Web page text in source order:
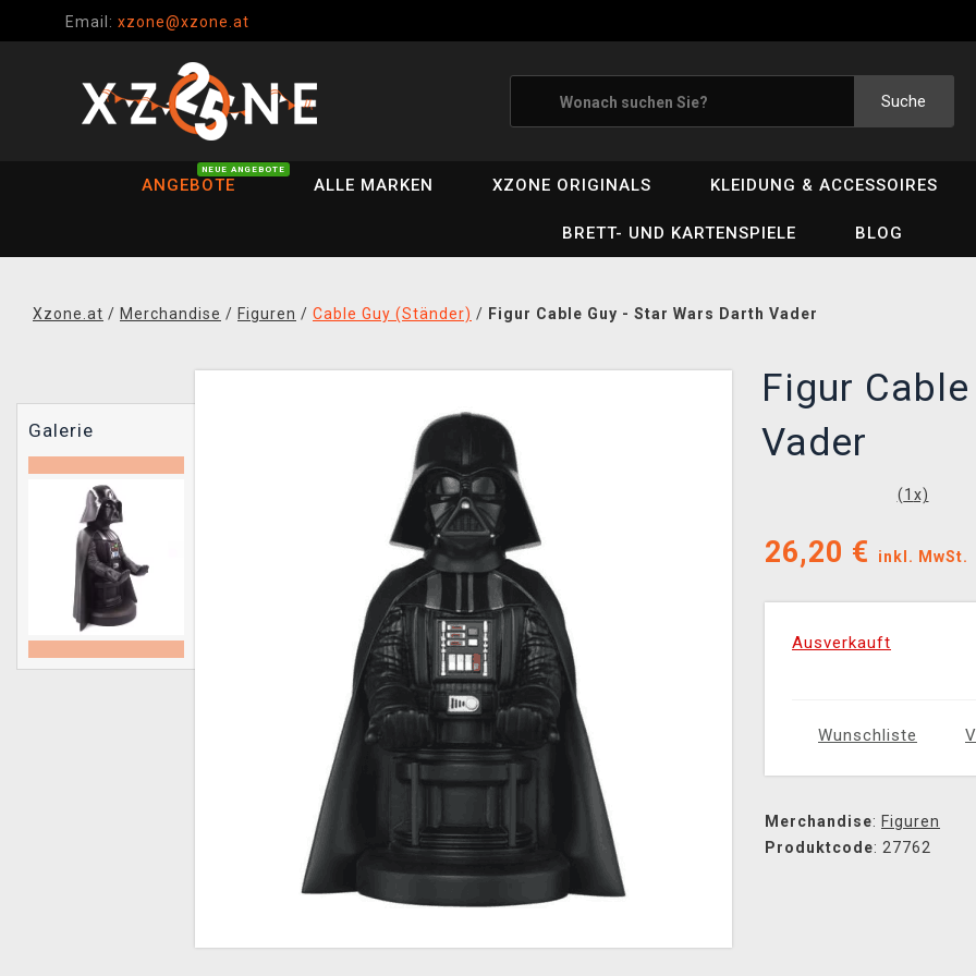
Email: xzone@xzone.at
Suche
ANGEBOTE
NEUE ANGEBOTE
ALLE MARKEN XZONE ORIGINALS KLEIDUNG & ACCESSOIRES
BRETT- UND KARTENSPIELE BLOG
Xzone.at / Merchandise / Figuren / Cable Guy (Ständer) / Figur Cable Guy - Star Wars Darth Vader
Galerie
Figur
Vader
(1 x)
26,20 € inkl. MwSt.
Ausverkauft
Wunschliste
Merchandise: Figuren
Produktcode: 27762